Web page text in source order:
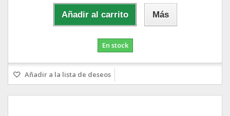
Añadir al carrito Más
En stock
Añadir a la lista de deseos